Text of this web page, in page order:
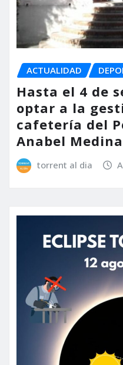
ACTUALIDAD
Hasta el 4 de
optar a la
cafetería del
Anabel
torrent al dia